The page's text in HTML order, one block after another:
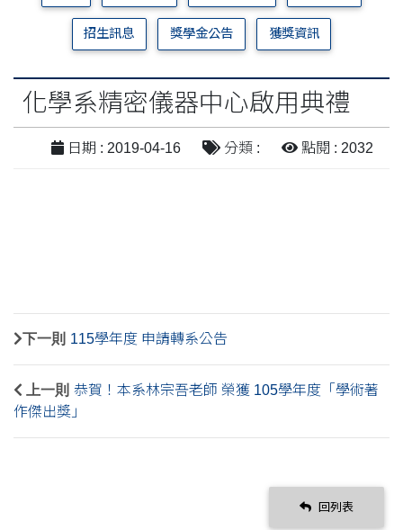
招生訊息 獎學金公告 獲獎資訊
化學系精密儀器中心啟用典禮
日期 : 2019-04-16 分類 : 點閱 : 2032
下一則 115學年度 申請轉系公告
上一則 恭賀！本系林宗吾老師 榮獲 105學年度「學術著
作傑出獎」
回列表